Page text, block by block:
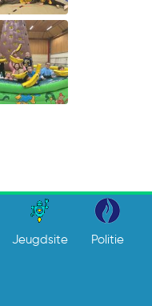
Jeugdsite Politie